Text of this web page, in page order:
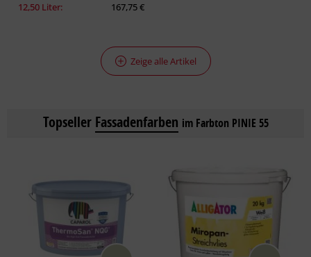
12,50 Liter:
167,75 €
Zeige alle Artikel
Topseller Fassadenfarben im Farbton PINIE 55